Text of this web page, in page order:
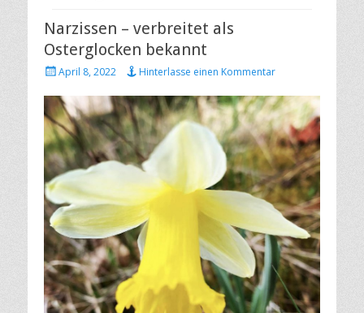
Narzissen – verbreitet als
Osterglocken bekannt
Veröffentlicht
April 8, 2022 Hinterlasse einen Kommentar